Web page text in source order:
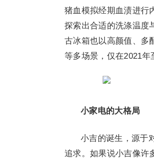
猪血模拟经期血渍进行
探索出合适的洗涤温度
古冰箱也以高颜值、多
等多场景，仅在2021年
小家电的大格局
小吉的诞生，源于
追求。如果说小吉像许